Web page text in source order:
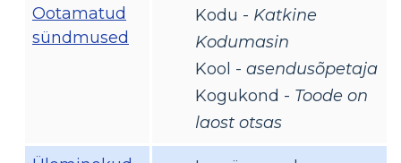
Ootamatud
sündmused
Kodu - Katkine
Kodumasin
Kool - asendusõpetaja
Kogukond - Toode on
laost otsas